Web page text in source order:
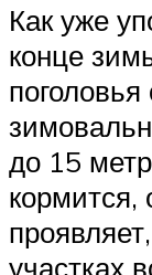
Как уже
конце
поголовья
до 15
кормится,
участках